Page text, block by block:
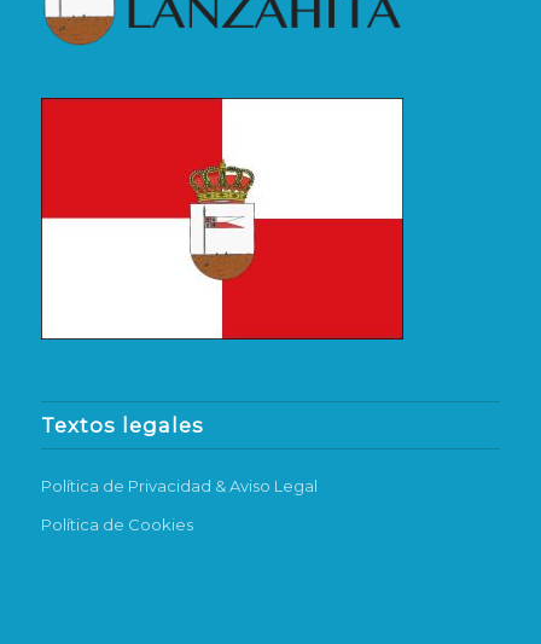
Textos legales
Política de Privacidad & Aviso Legal
Política de Cookies